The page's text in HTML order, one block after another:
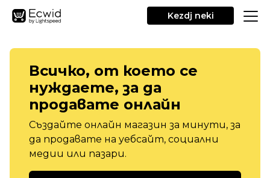
Kezdj neki
Всичко, от което се
нуждаете, за да
продавате онлайн
Създайте онлайн магазин за минути, за
да продавате на уебсайт, социални
медии или пазари.